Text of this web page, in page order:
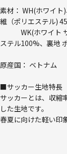
素材： WH(ホワイ
維（ポリエステル)
WK(ホワイト サ
ステル100%、裏地
原産国： ベトナム
■サッカー生地特長
サッカーとは、収縮
した生地です。
春夏に向けた軽い印